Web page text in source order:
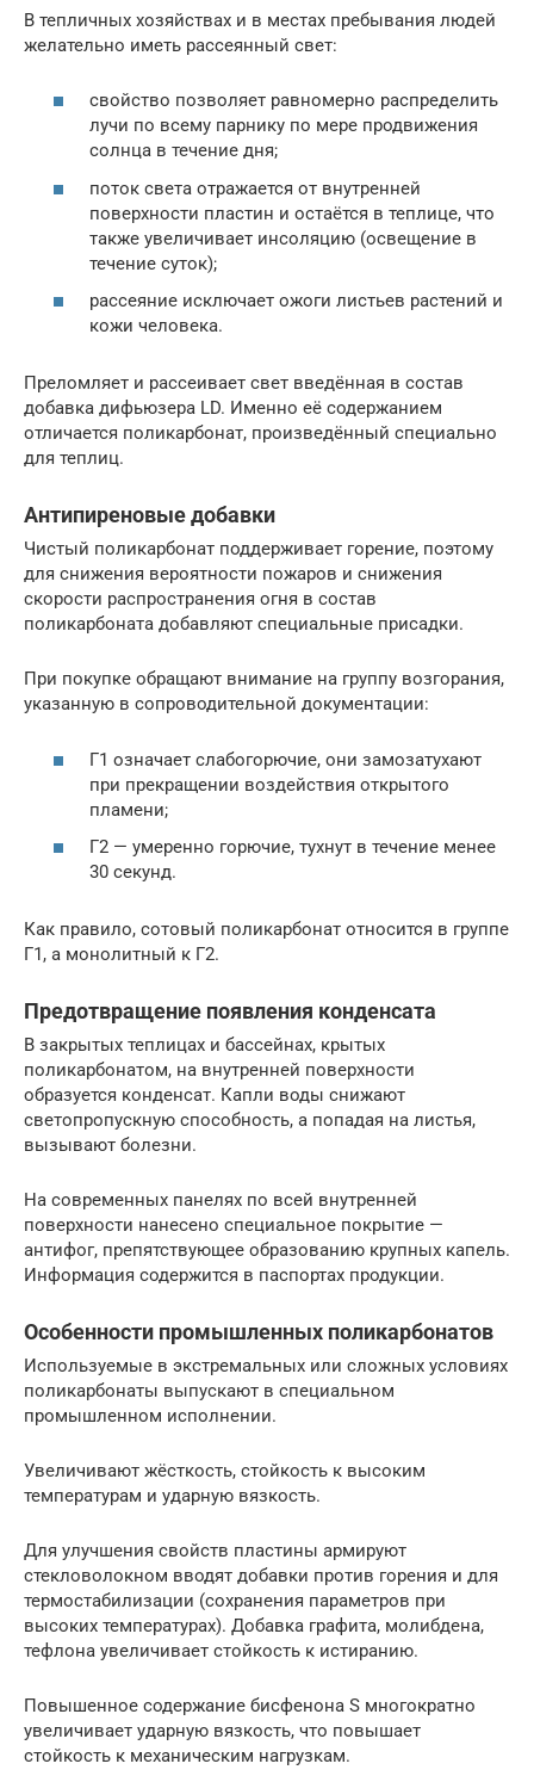
В тепличных хозяйствах и в местах пребывания людей
желательно иметь рассеянный свет:
свойство позволяет равномерно распределить
лучи по всему парнику по мере продвижения
солнца в течение дня;
поток света отражается от внутренней
поверхности пластин и остаётся в теплице, что
также увеличивает инсоляцию (освещение в
течение суток);
рассеяние исключает ожоги листьев растений и
кожи человека.
Преломляет и рассеивает свет введённая в состав
добавка дифьюзера LD. Именно её содержанием
отличается поликарбонат, произведённый специально
для теплиц.
Антипиреновые добавки
Чистый поликарбонат поддерживает горение, поэтому
для снижения вероятности пожаров и снижения
скорости распространения огня в состав
поликарбоната добавляют специальные присадки.
При покупке обращают внимание на группу возгорания,
указанную в сопроводительной документации:
Г1 означает слабогорючие, они замозатухают
при прекращении воздействия открытого
пламени;
Г2 — умеренно горючие, тухнут в течение менее
30 секунд.
Как правило, сотовый поликарбонат относится в группе
Г1, а монолитный к Г2.
Предотвращение появления конденсата
В закрытых теплицах и бассейнах, крытых
поликарбонатом, на внутренней поверхности
образуется конденсат. Капли воды снижают
светопропускную способность, а попадая на листья,
вызывают болезни.
На современных панелях по всей внутренней
поверхности нанесено специальное покрытие —
антифог, препятствующее образованию крупных капель.
Информация содержится в паспортах продукции.
Особенности промышленных поликарбонатов
Используемые в экстремальных или сложных условиях
поликарбонаты выпускают в специальном
промышленном исполнении.
Увеличивают жёсткость, стойкость к высоким
температурам и ударную вязкость.
Для улучшения свойств пластины армируют
стекловолокном вводят добавки против горения и для
термостабилизации (сохранения параметров при
высоких температурах). Добавка графита, молибдена,
тефлона увеличивает стойкость к истиранию.
Повышенное содержание бисфенона S многократно
увеличивает ударную вязкость, что повышает
стойкость к механическим нагрузкам.